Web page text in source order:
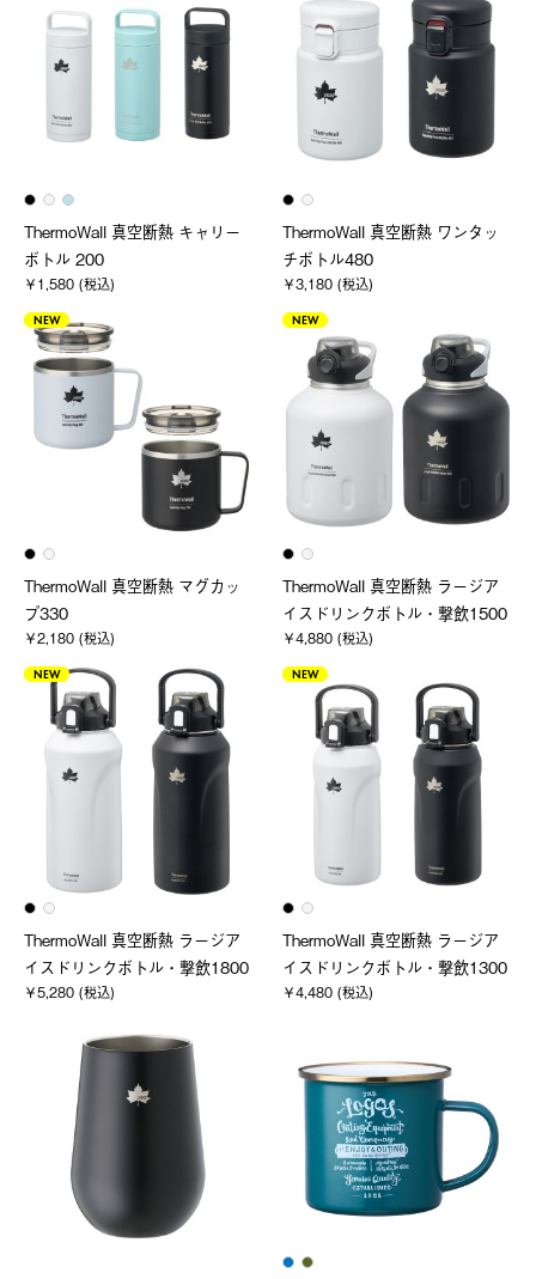
ThermoWall 真空断熱 キャリー
ボトル 200
￥1,580 (税込)
ThermoWall 真空断熱 ワンタッ
チボトル480
￥3,180 (税込)
NEW
ThermoWall 真空断熱 マグカッ
プ330
￥2,180 (税込)
NEW
ThermoWall 真空断熱 ラージア
イスドリンクボトル・撃飲1500
￥4,880 (税込)
NEW
ThermoWall 真空断熱 ラージア
イスドリンクボトル・撃飲1800
￥5,280 (税込)
NEW
ThermoWall 真空断熱 ラージア
イスドリンクボトル・撃飲1300
￥4,480 (税込)